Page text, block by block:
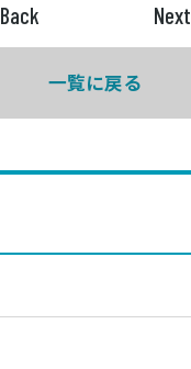
Back Next
一覧に戻る